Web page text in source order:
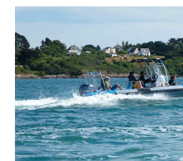
Organiser
un
séminaire
dans
un
hôtel
à
la
Trinité-
sur-